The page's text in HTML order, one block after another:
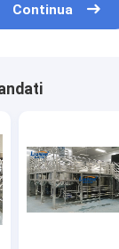
Continua